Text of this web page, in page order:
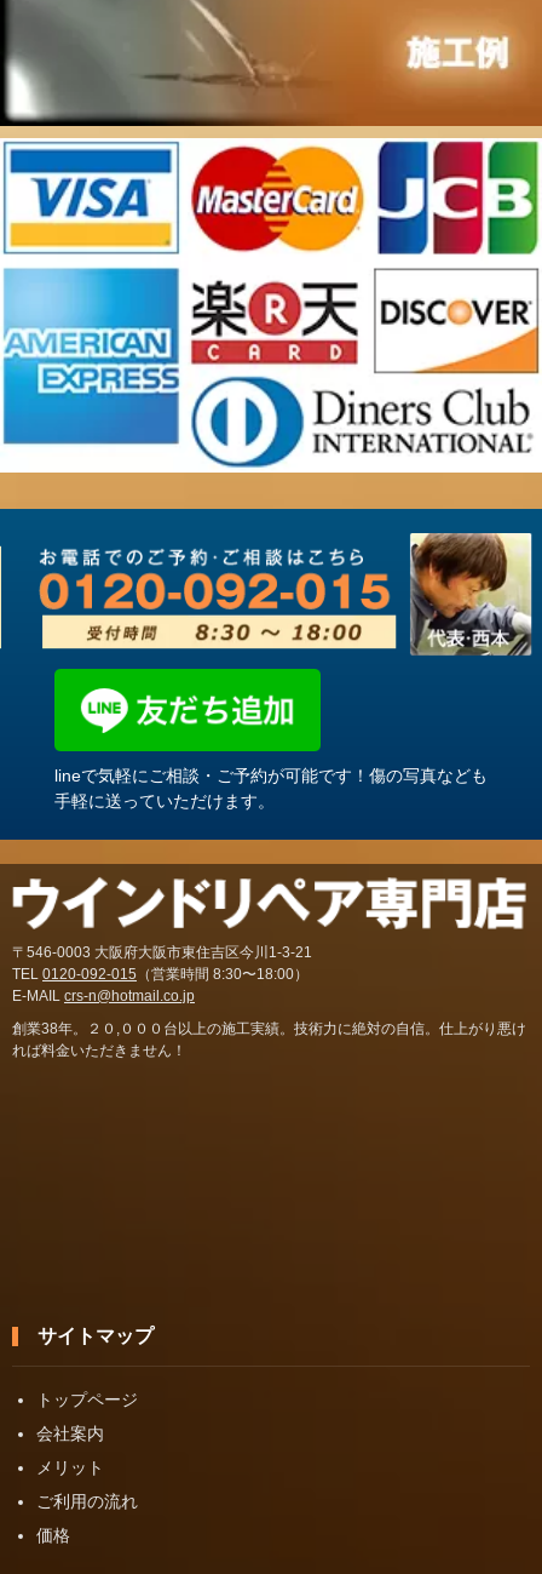
lineで気軽にご相談・ご予約が可能です！傷の写真なども
手軽に送っていただけます。
〒546-0003 大阪府大阪市東住吉区今川1-3-21
TEL 0120-092-015 （営業時間 8:30〜18:00）
E-MAIL crs-n@hotmail.co.jp
創業38年。２０,０００台以上の施工実績。技術力に絶対の自信。仕上がり悪け
れば料金いただきません！
サイトマップ
トップページ
会社案内
メリット
ご利用の流れ
価格